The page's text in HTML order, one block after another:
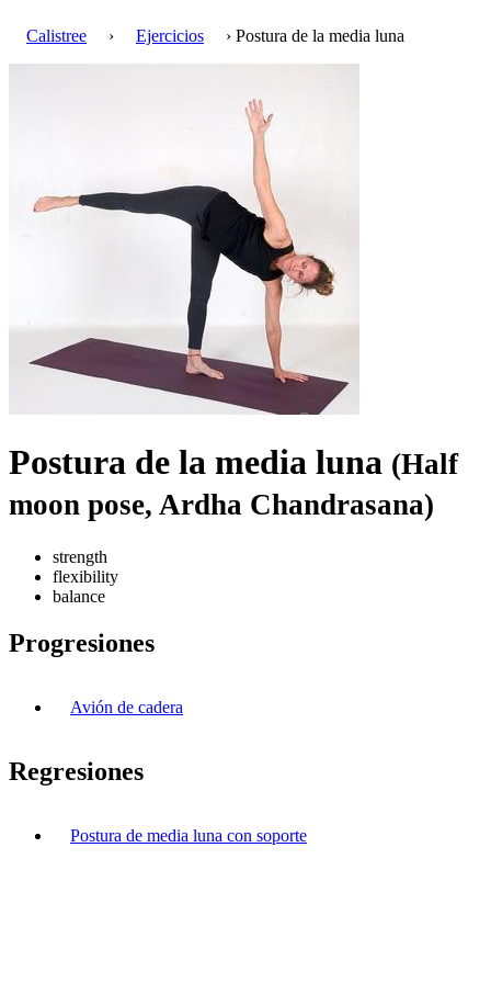
Calistree › Ejercicios › Postura de la media luna
Postura de la media luna (Half
moon pose, Ardha Chandrasana)
strength
flexibility
balance
Progresiones
Avión de cadera
Regresiones
Postura de media luna con soporte